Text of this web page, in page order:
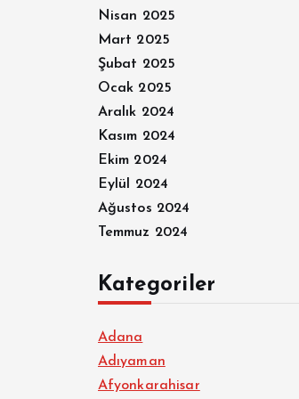
Nisan 2025
Mart 2025
Şubat 2025
Ocak 2025
Aralık 2024
Kasım 2024
Ekim 2024
Eylül 2024
Ağustos 2024
Temmuz 2024
Kategoriler
Adana
Adıyaman
Afyonkarahisar